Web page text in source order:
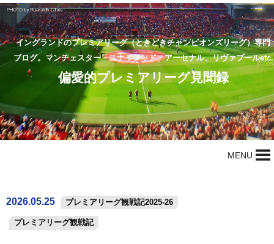
イングランドのプレミアリーグ（ときどきチャンピオンズリーグ）専門
ブログ。マンチェスター・ユナイテッド、アーセナル、リヴァプールetc.
偏愛的プレミアリーグ見聞録
MENU
2026.05.25 プレミアリーグ観戦記2025-26
プレミアリーグ観戦記